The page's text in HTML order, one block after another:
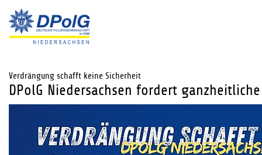
Verdrängung schafft keine Sicherheit
DPolG Niedersachsen fordert